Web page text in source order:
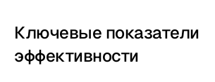
Ключевые показатели
эффективности